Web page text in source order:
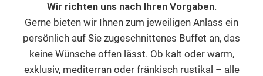
Wir richten uns nach Ihren Vorgaben.
Gerne bieten wir Ihnen zum jeweiligen Anlass ein
persönlich auf Sie zugeschnittenes Buffet an, das
keine Wünsche offen lässt. Ob kalt oder warm,
exklusiv, mediterran oder fränkisch rustikal – alle